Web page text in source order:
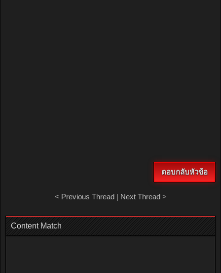
ตอบกลับหัวข้อ
< Previous Thread| Next Thread>
Content Match